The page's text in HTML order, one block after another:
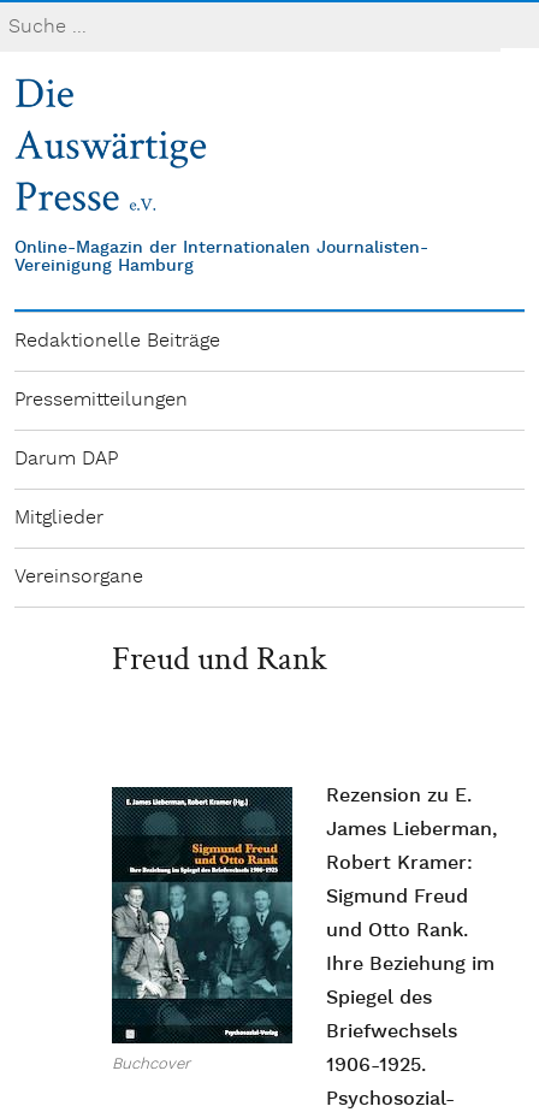
Online-Magazin der Internationalen Journalisten-
Vereinigung Hamburg
Redaktionelle Beiträge
Pressemitteilungen
Darum DAP
Mitglieder
Vereinsorgane
Freud und Rank
Buchcover
Rezension zu E.
James Lieberman,
Robert Kramer:
Sigmund Freud
und Otto Rank.
Ihre Beziehung im
Spiegel des
Briefwechsels
1906-1925.
Psychosozial-